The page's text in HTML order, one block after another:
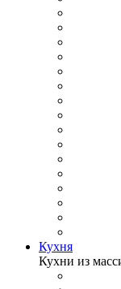
Кухня
Кухни из